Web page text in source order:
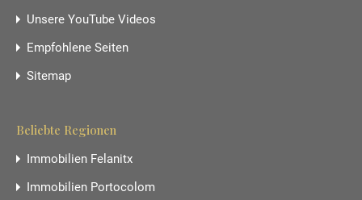
Unsere YouTube Videos
Empfohlene Seiten
Sitemap
Beliebte Regionen
Immobilien Felanitx
Immobilien Portocolom